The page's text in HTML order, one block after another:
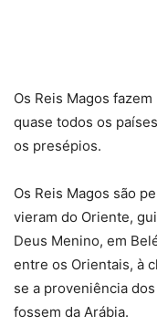
Os Reis Magos
quase todos os
os presépios.
Os Reis Magos são
vieram do Oriente,
Deus Menino, em
entre os Orientais, à
se a proveniência
fossem da Arábia.